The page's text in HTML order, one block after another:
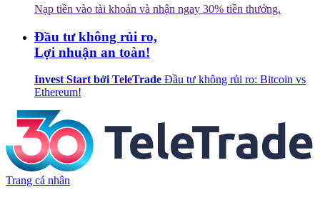
Nạp tiền vào tài khoản và nhận ngay 30% tiền thưởng.
Đầu tư không rủi ro,
Lợi nhuận an toàn!
Invest Start bởi TeleTrade Đầu tư không rủi ro: Bitcoin vs
Ethereum!
Trang cá nhân